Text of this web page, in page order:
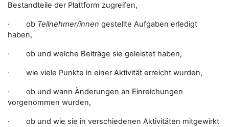
Bestandteile der Plattform zugreifen,
· ob Teilnehmer/innen gestellte Aufgaben erledigt
haben,
· ob und welche Beiträge sie geleistet haben,
· wie viele Punkte in einer Aktivität erreicht wurden,
· ob und wann Änderungen an Einreichungen
vorgenommen wurden,
· ob und wie sie in verschiedenen Aktivitäten mitgewirkt